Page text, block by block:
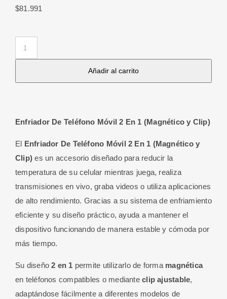
$81.991
De
Móvil
(Magnético
y
Clip)
cantidad
Añadir al carrito
Enfriador De Teléfono Móvil 2 En 1 (Magnético y Clip)
El Enfriador De Teléfono Móvil 2 En 1 (Magnético y
Clip) es un accesorio diseñado para reducir la
temperatura de su celular mientras juega, realiza
transmisiones en vivo, graba videos o utiliza aplicaciones
de alto rendimiento. Gracias a su sistema de enfriamiento
eficiente y su diseño práctico, ayuda a mantener el
dispositivo funcionando de manera estable y cómoda por
más tiempo.
Su diseño2 en 1 permite utilizarlo de forma magnética
en teléfonos compatibles o medianteclip ajustable,
adaptándose fácilmente a diferentes modelos de